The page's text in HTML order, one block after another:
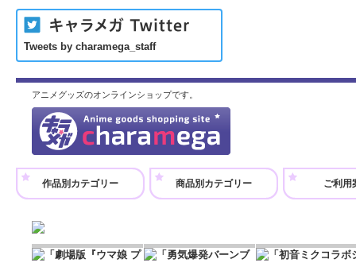
Tweets by charamega_staff
アニメグッズのオンラインショップです。
作品別カテゴリー 商品別カテゴリー ご利用